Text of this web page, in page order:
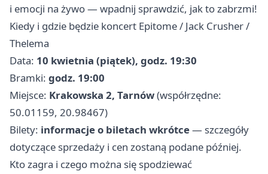
i emocji na żywo — wpadnij sprawdzić, jak to zabrzmi!
Kiedy i gdzie będzie koncert Epitome / Jack Crusher /
Thelema
Data: 10 kwietnia (piątek), godz. 19:30
Bramki: godz. 19:00
Miejsce: Krakowska 2, Tarnów(współrzędne:
50.01159, 20.98467)
Bilety: informacje o biletach wkrótce— szczegóły
dotyczące sprzedaży i cen zostaną podane później.
Kto zagra i czego można się spodziewać